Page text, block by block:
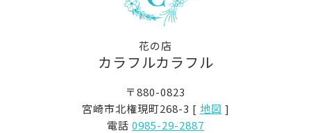
花の店
カラフルカラフル
〒880-0823
宮崎市北権現町268-3 [ 地図 ]
電話 0985-29-2887